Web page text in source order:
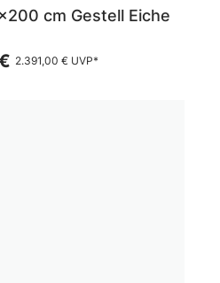
cm Gestell Eiche
2.391,00 € UVP*